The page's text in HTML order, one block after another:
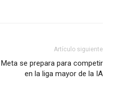
Artículo siguiente
Meta se prepara para competir
en la liga mayor de la IA